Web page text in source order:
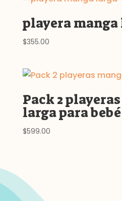
playera manga
$355.00
Pack 2
larga para bebé
$599.00